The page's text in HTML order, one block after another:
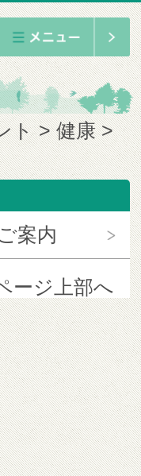
ト
健康
案内
ージ上部へ